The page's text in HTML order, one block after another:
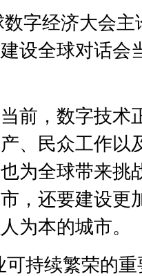
字经济大会主
设全球对话会
，数字技术
、民众工作以
也为全球带来
，还要建设更
为本的城市。
持续繁荣的重